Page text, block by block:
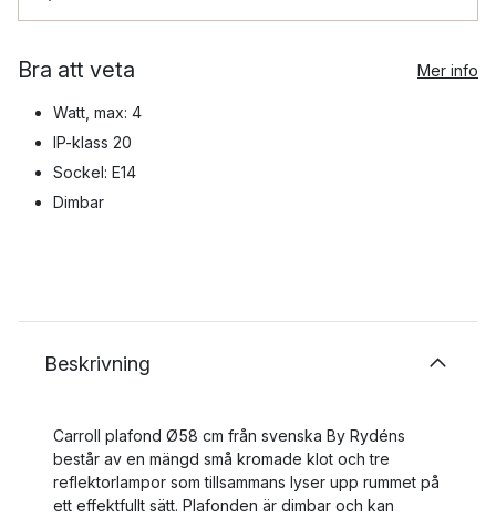
Bra att veta Mer info
Watt, max: 4
IP-klass 20
Sockel: E14
Dimbar
Beskrivning
Carroll plafond Ø58 cm från svenska By Rydéns
består av en mängd små kromade klot och tre
reflektorlampor som tillsammans lyser upp rummet på
ett effektfullt sätt. Plafonden är dimbar och kan